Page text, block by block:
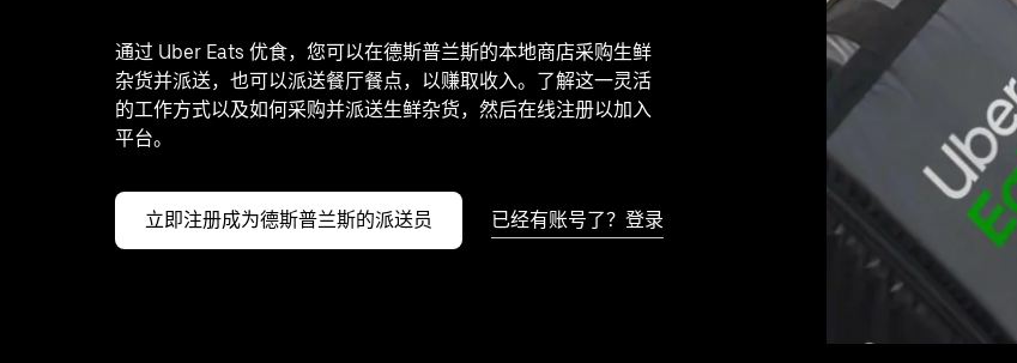
通过 Uber Eats 优食，您可以在德斯普兰斯的本地商店采购生鲜
杂货并派送，也可以派送餐厅餐点，以赚取收入。了解这一灵活
的工作方式以及如何采购并派送生鲜杂货，然后在线注册以加入
平台。
立即注册成为德斯普兰斯的派送员 已经有账号了？登录